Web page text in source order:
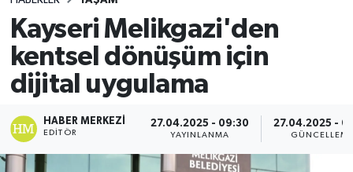
Kayseri Melikgazi'den
kentsel dönüşüm için
dijital uygulama
HABER MERKEZI
EDITÖR
27.04.2025 - 09:30
YAYINLANMA
27.04.2025 -